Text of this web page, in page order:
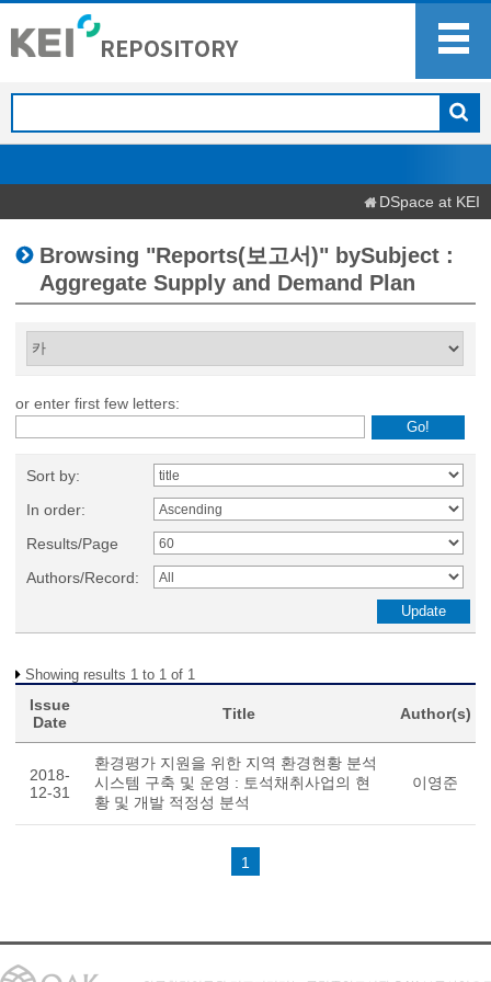
DSpace at KEI
Browsing "Reports(보고서)" bySubject :
Aggregate Supply and Demand Plan
or enter first few letters:
Sort by:
In order:
Results/Page
Authors/Record:
Showing results 1 to 1 of 1
Issue
Date
Title Author(s)
2018-
12-31
환경평가 지원을 위한 지역 환경현황 분석
시스템 구축 및 운영 : 토석채취사업의 현
황 및 개발 적정성 분석
이영준
1